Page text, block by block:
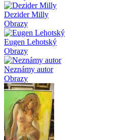
Dezider Milly
Obrazy
Eugen Lehotský
Obrazy
Neznámy autor
Obrazy